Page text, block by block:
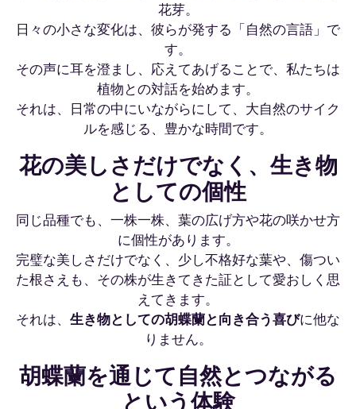
花芽。
日々の小さな変化は、彼らが発する「自然の言語」で
す。
その声に耳を澄まし、応えてあげることで、私たちは
植物との対話を始めます。
それは、日常の中にいながらにして、大自然のサイク
ルを感じる、豊かな時間です。
花の美しさだけでなく、生き物
としての個性
同じ品種でも、一株一株、葉の広げ方や花の咲かせ方
に個性があります。
完璧な美しさだけでなく、少し不格好な葉や、傷つい
た根さえも、その株が生きてきた証として愛おしく思
えてきます。
それは、 生き物としての胡蝶蘭と向き合う喜びに他な
りません。
胡蝶蘭を通じて自然とつながる
という体験